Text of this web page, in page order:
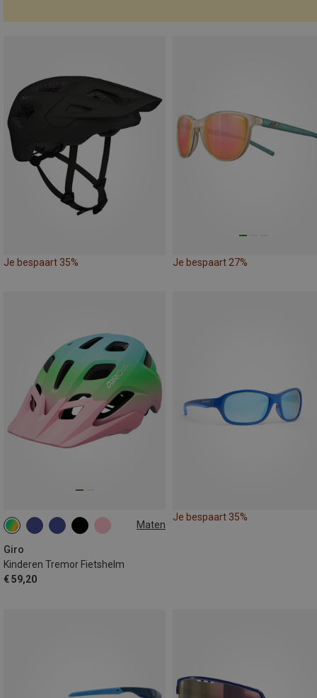
Je bespaart 35% Je bespaart 27%
Maten
Giro
Kinderen Tremor Fietshelm
€ 59,20
47-54CM
Je bespaart 35%